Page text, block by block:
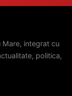
Mare, integrat cu
politica,